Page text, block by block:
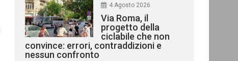
4 Agosto 2026
Via Roma, il
progetto della
ciclabile che non
convince: errori, contraddizioni e
nessun confronto